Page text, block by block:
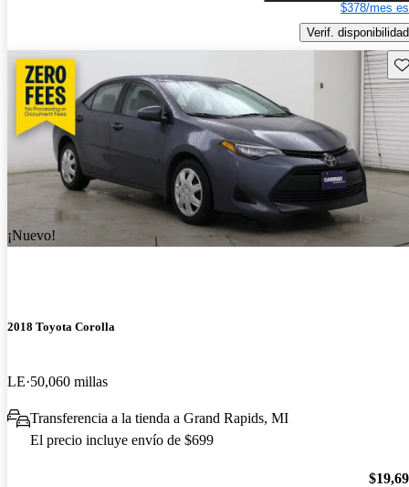
$378/mes
Verif. disponibilidad
¡Nuevo!
2018 Toyota Corolla
LE 50,060 millas
Transferencia a la tienda a Grand Rapids, MI
El precio incluye envío de $699